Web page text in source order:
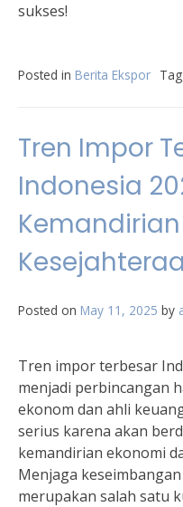
sukses!
Posted in Berita Ekspor
Tren Impor
Indonesia
Posted on May 11, 2025 by
Tren impor terbesar
menjadi perbincangan
ekonom dan ahli
serius karena akan
kemandirian ekonomi
Menjaga
merupakan salah satu